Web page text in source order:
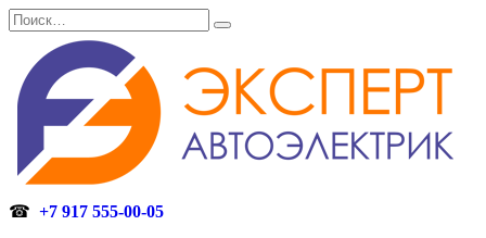
Перейти
к
содержанию
Search
for:
☎ +7 917 555-00-05